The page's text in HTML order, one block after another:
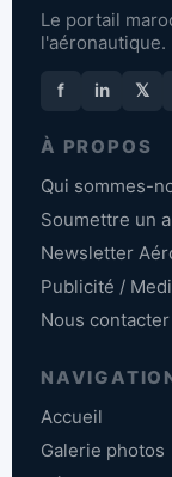
Le portail
l'aéronautique.
f in 𝕏
À PROPOS
Qui sommes-
Soumettre un
Newsletter
Publicité /
Nous contacter
Accueil
Galerie photos